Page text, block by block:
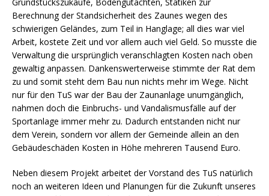
Berechnung der Standsicherheit des Zaunes wegen des
schwierigen Geländes, zum Teil in Hanglage; all dies war viel
Arbeit, kostete Zeit und vor allem auch viel Geld. So musste die
Verwaltung die ursprünglich veranschlagten Kosten nach oben
gewaltig anpassen. Dankenswerterweise stimmte der Rat dem
zu und somit steht dem Bau nun nichts mehr im Wege. Nicht
nur für den TuS war der Bau der Zaunanlage unumgänglich,
nahmen doch die Einbruchs- und Vandalismusfälle auf der
Sportanlage immer mehr zu. Dadurch entstanden nicht nur
dem Verein, sondern vor allem der Gemeinde allein an den
Gebäudeschäden Kosten in Höhe mehreren Tausend Euro.
Neben diesem Projekt arbeitet der Vorstand des TuS natürlich
noch an weiteren Ideen und Planungen für die Zukunft unseres